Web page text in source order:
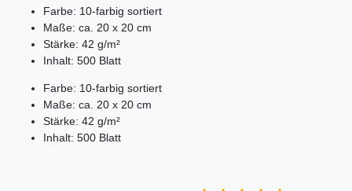
Farbe: 10-farbig sortiert
Maße: ca. 20 x 20 cm
Stärke: 42 g/m²
Inhalt: 500 Blatt
Farbe: 10-farbig sortiert
Maße: ca. 20 x 20 cm
Stärke: 42 g/m²
Inhalt: 500 Blatt